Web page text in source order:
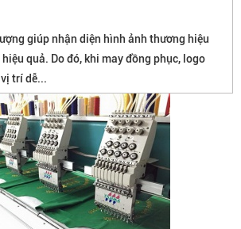
giúp nhận diện hình ảnh thương hiệu
quả. Do đó, khi may đồng phục, logo
trí dễ...